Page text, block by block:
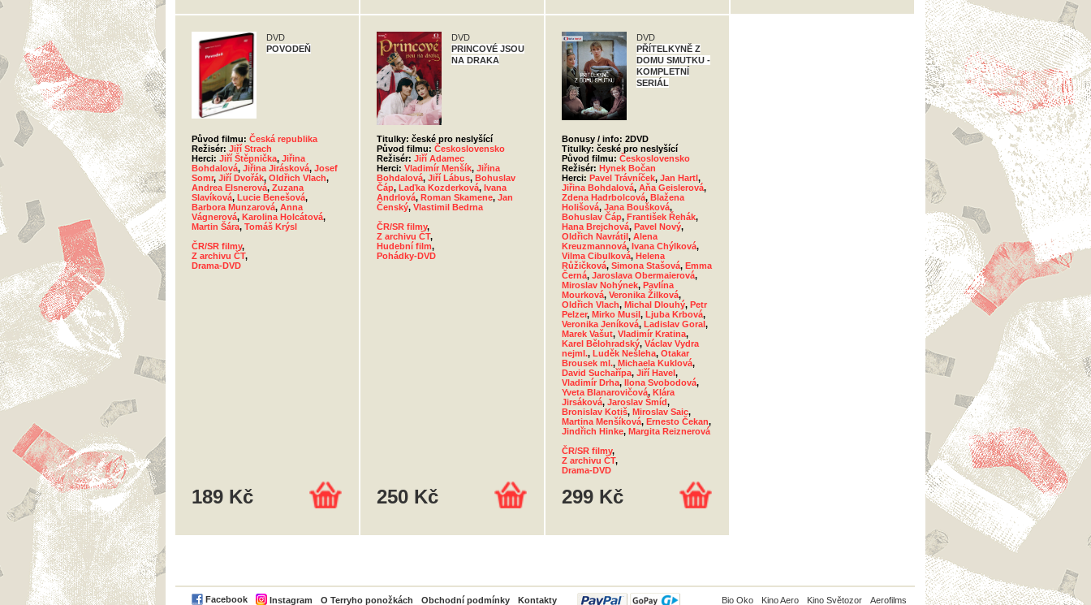
DVD
POVODEŇ
Původ filmu: Česká republika
Režisér: Jiří Strach
Herci: Jiří Štěpnička, Jiřina
Bohdalová, Jiřina Jirásková, Josef
Somr, Jiří Dvořák, Oldřich Vlach,
Andrea Elsnerová, Zuzana
Slavíková, Lucie Benešová,
Barbora Munzarová, Anna
Vágnerová, Karolina Holcátová,
Martin Šára, Tomáš Krýsl
ČR/SR filmy,
Z archivu ČT,
Drama-DVD
189 Kč
DVD
PRINCOVÉ JSOU
NA DRAKA
Titulky: české pro neslyšící
Původ filmu: Československo
Režisér: Jiří Adamec
Herci: Vladimír Menšík, Jiřina
Bohdalová, Jiří Lábus, Bohuslav
Čáp, Laďka Kozderková, Ivana
Andrlová, Roman Skamene, Jan
Čenský, Vlastimil Bedrna
ČR/SR filmy,
Z archivu ČT,
Hudební film,
Pohádky-DVD
250 Kč
DVD
PŘÍTELKYNĚ Z
DOMU SMUTKU -
KOMPLETNÍ
SERIÁL
Bonusy / info: 2DVD
Titulky: české pro neslyšící
Původ filmu: Československo
Režisér: Hynek Bočan
Herci: Pavel Trávníček, Jan Hartl,
Jiřina Bohdalová, Aňa Geislerová,
Zdena Hadrbolcová, Blažena
Holišová, Jana Boušková,
Bohuslav Čáp, František Řehák,
Hana Brejchová, Pavel Nový,
Oldřich Navrátil, Alena
Kreuzmannová, Ivana Chýlková,
Vilma Cibulková, Helena
Růžičková, Simona Stašová, Emma
Černá, Jaroslava Obermaierová,
Miroslav Nohýnek, Pavlína
Mourková, Veronika Žilková,
Oldřich Vlach, Michal Dlouhý, Petr
Pelzer, Mirko Musil, Ljuba Krbová,
Veronika Jeníková, Ladislav Goral,
Marek Vašut, Vladimír Kratina,
Karel Bělohradský, Václav Vydra
nejml., Luděk Nešleha, Otakar
Brousek ml., Michaela Kuklová,
David Suchařípa, Jiří Havel,
Vladimír Drha, Ilona Svobodová,
Yveta Blanarovičová, Klára
Jirsáková, Jaroslav Šmíd,
Bronislav Kotiš, Miroslav Saic,
Martina Menšíková, Ernesto Čekan,
Jindřich Hinke, Margita Reiznerová
ČR/SR filmy,
Z archivu ČT,
Drama-DVD
299 Kč
Facebook Instagram O Terryho ponožkách Obchodní podmínky Kontakty
PayPal Bio Oko Kino Aero Kino Světozor Aerofilms